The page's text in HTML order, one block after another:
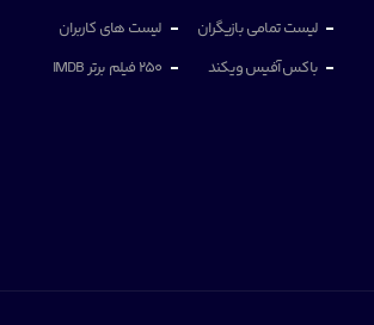
لیست تمامی بازیگران
لیست های کاربران
باکس آفیس ویکند
250 فیلم برتر IMDB